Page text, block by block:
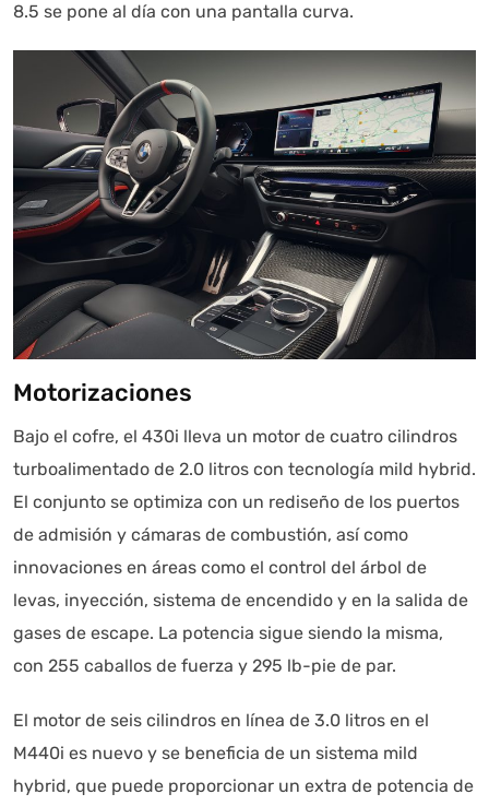
8.5 se pone al día con una pantalla curva.
Motorizaciones
Bajo el cofre, el 430i lleva un motor de cuatro cilindros
turboalimentado de 2.0 litros con tecnología mild hybrid.
El conjunto se optimiza con un rediseño de los puertos
de admisión y cámaras de combustión, así como
innovaciones en áreas como el control del árbol de
levas, inyección, sistema de encendido y en la salida de
gases de escape. La potencia sigue siendo la misma,
con 255 caballos de fuerza y 295 lb-pie de par.
El motor de seis cilindros en línea de 3.0 litros en el
M440i es nuevo y se beneficia de un sistema mild
hybrid, que puede proporcionar un extra de potencia de